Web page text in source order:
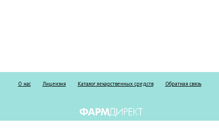
О нас Лицензия Каталог лекарственных средств Обратная связь